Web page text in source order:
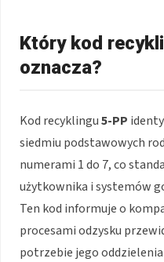
Który kod
oznacza?
Kod recyklingu5-PP
siedmiu podstawowych
numerami 1 do 7, co
użytkownika i systemów
Ten kod informuje o
procesami odzysku
potrzebie jego